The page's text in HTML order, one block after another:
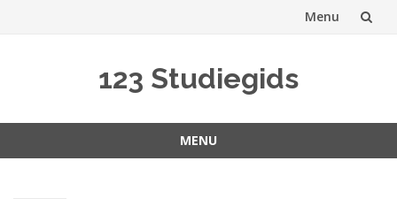
Menu
123 Studiegids
MENU